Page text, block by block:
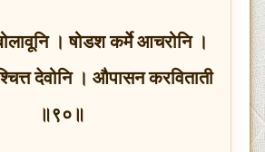
। षोडश कर्मे आचरोनि ।
देवोनि । औपासन करविताती
॥९०॥